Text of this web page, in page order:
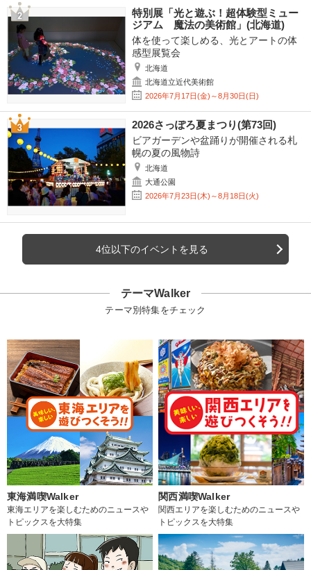
特別展「光と遊ぶ！超体験型ミュー
ジアム 魔法の美術館」(北海道)
体を使って楽しめる、光とアートの体
感型展覧会
北海道
北海道立近代美術館
2026年7月17日(金)～8月30日(日)
2026さっぽろ夏まつり(第73回)
ビアガーデンや盆踊りが開催される札
幌の夏の風物詩
北海道
大通公園
2026年7月23日(木)～8月18日(火)
4位以下のイベントを見る
テーマWalker
テーマ別特集をチェック
東海満喫Walker
東海エリアを楽しむためのニュースや
トピックスを大特集
関西満喫Walker
関西エリアを楽しむためのニュースや
トピックスを大特集